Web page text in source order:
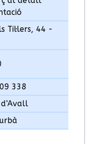
Til·lers, 44 -
338